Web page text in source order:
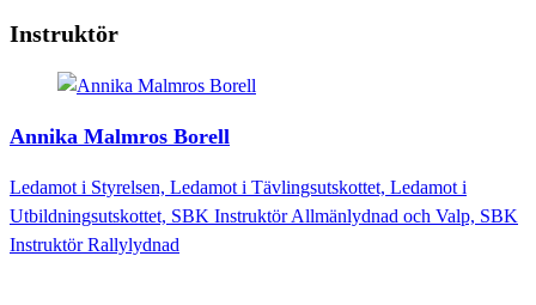
Instruktör
Annika Malmros Borell
Ledamot i Styrelsen, Ledamot i Tävlingsutskottet, Ledamot i
Utbildningsutskottet, SBK Instruktör Allmänlydnad och Valp, SBK
Instruktör Rallylydnad